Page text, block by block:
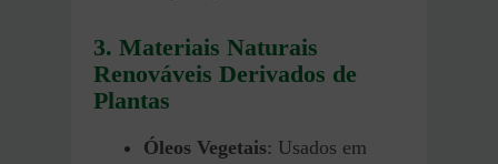
3. Materiais Naturais
Renováveis Derivados de
Plantas
Óleos Vegetais: Usados em